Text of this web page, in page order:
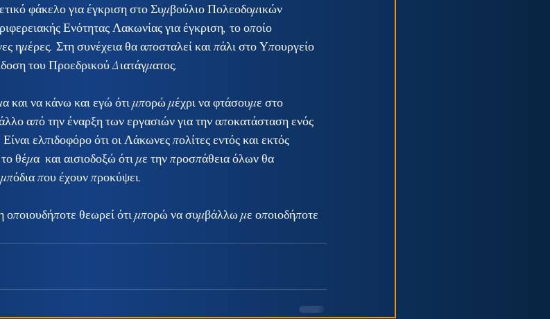
φάκελο για έγκριση στο Συμβούλιο Πολεοδομικών
Ενότητας Λακωνίας για έγκριση, το οποίο
ημέρες. Στη συνέχεια θα αποσταλεί και πάλι στο Υπουργείο
του Προεδρικού Διατάγματος.
να κάνω και εγώ ότι μπορώ μέχρι να φτάσουμε στο
από την έναρξη των εργασιών για την αποκατάσταση ενός
ελπιδοφόρο ότι οι Λάκωνες πολίτες εντός και εκτός
θέμα  και αισιοδοξώ ότι με την προσπάθεια όλων θα
που έχουν προκύψει.
οποιουδήποτε θεωρεί ότι μπορώ να συμβάλλω με οποιοδήποτε